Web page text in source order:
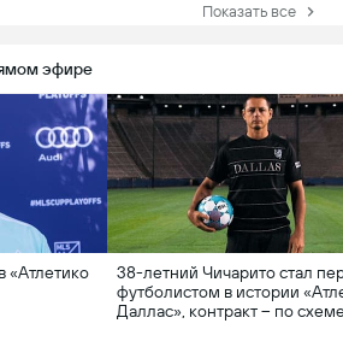
Показать все
эфире
«Атлетико
38-летний Чичарито стал
футболистом в истории
Даллас», контракт – по